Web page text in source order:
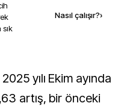
Nasıl çalışır?›
artış, bir önceki